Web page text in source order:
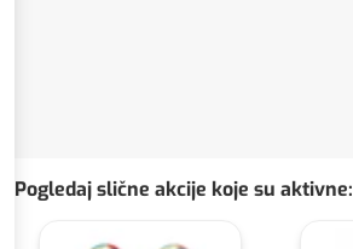
Pogledaj slične akcije koje su aktivne: